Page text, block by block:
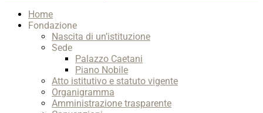
Home
Fondazione
Nascita di un’istituzione
Sede
Palazzo Caetani
Piano Nobile
Atto istitutivo e statuto vigente
Organigramma
Amministrazione trasparente